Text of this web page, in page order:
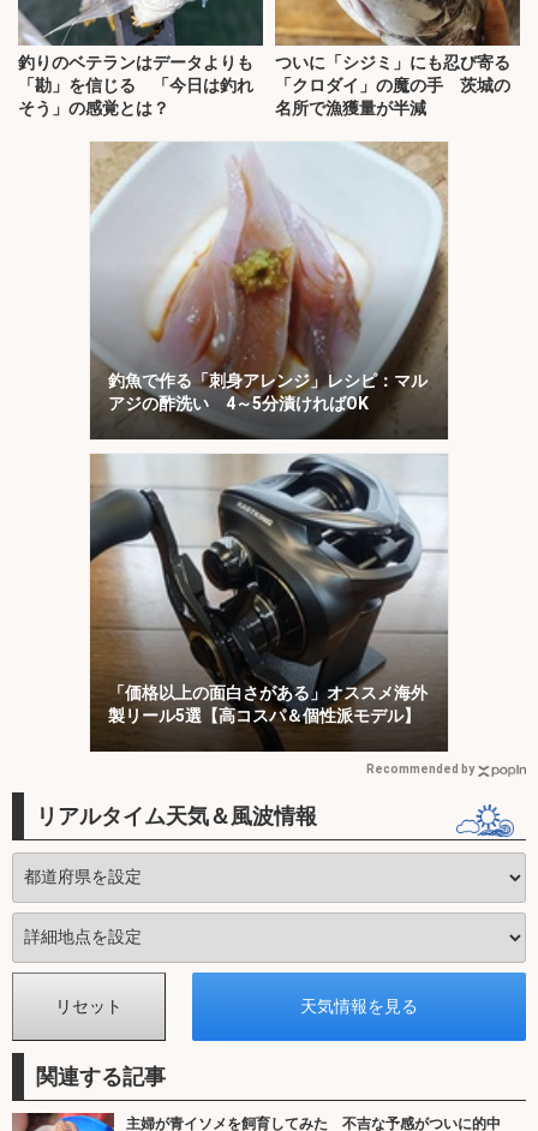
釣りのベテランはデータよりも
「勘」を信じる 「今日は釣れ
そう」の感覚とは？
ついに「シジミ」にも忍び寄る
「クロダイ」の魔の手 茨城の
名所で漁獲量が半減
釣魚で作る「刺身アレンジ」レシピ：マル
アジの酢洗い 4～5分漬ければOK
「価格以上の面白さがある」オススメ海外
製リール5選【高コスパ＆個性派モデル】
Recommended by
リアルタイム天気＆風波情報
関連する記事
主婦が青イソメを飼育してみた 不吉な予感がついに的中